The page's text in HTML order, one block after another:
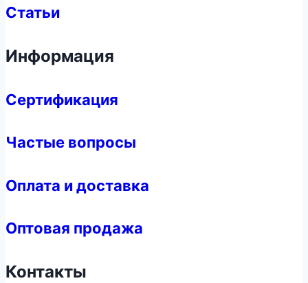
Статьи
Информация
Сертификация
Частые вопросы
Оплата и доставка
Оптовая продажа
Контакты